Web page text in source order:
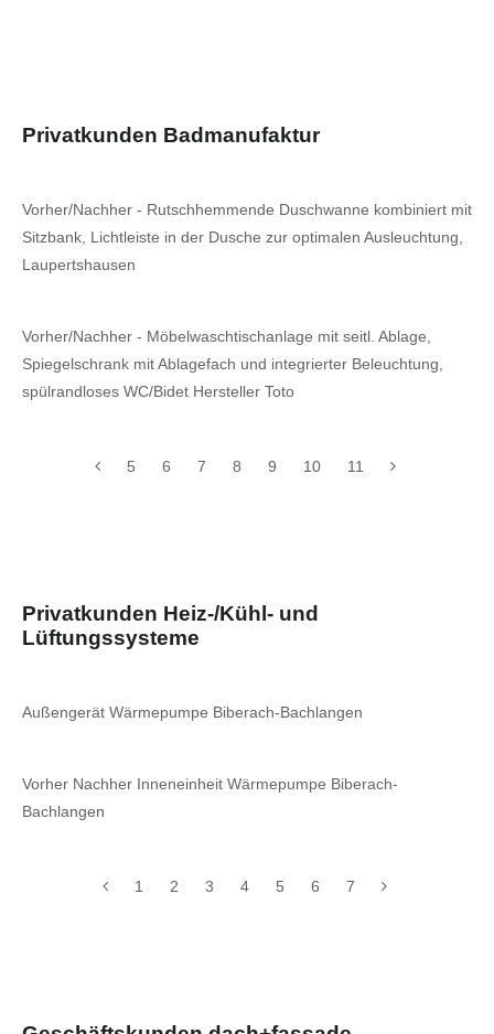
Privatkunden Badmanufaktur
Vorher/Nachher - Rutschhemmende Duschwanne kombiniert mit
Sitzbank, Lichtleiste in der Dusche zur optimalen Ausleuchtung,
Laupertshausen
Vorher/Nachher - Möbelwaschtischanlage mit seitl. Ablage,
Spiegelschrank mit Ablagefach und integrierter Beleuchtung,
spülrandloses WC/Bidet Hersteller Toto
5 6 7 8 9 10 11
Privatkunden Heiz-/Kühl- und
Lüftungssysteme
Außengerät Wärmepumpe Biberach-Bachlangen
Vorher Nachher Inneneinheit Wärmepumpe Biberach-
Bachlangen
1 2 3 4 5 6 7